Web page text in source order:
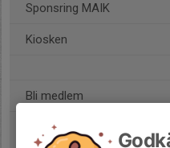
Sponsring MAIK
Kiosken
Bli medlem